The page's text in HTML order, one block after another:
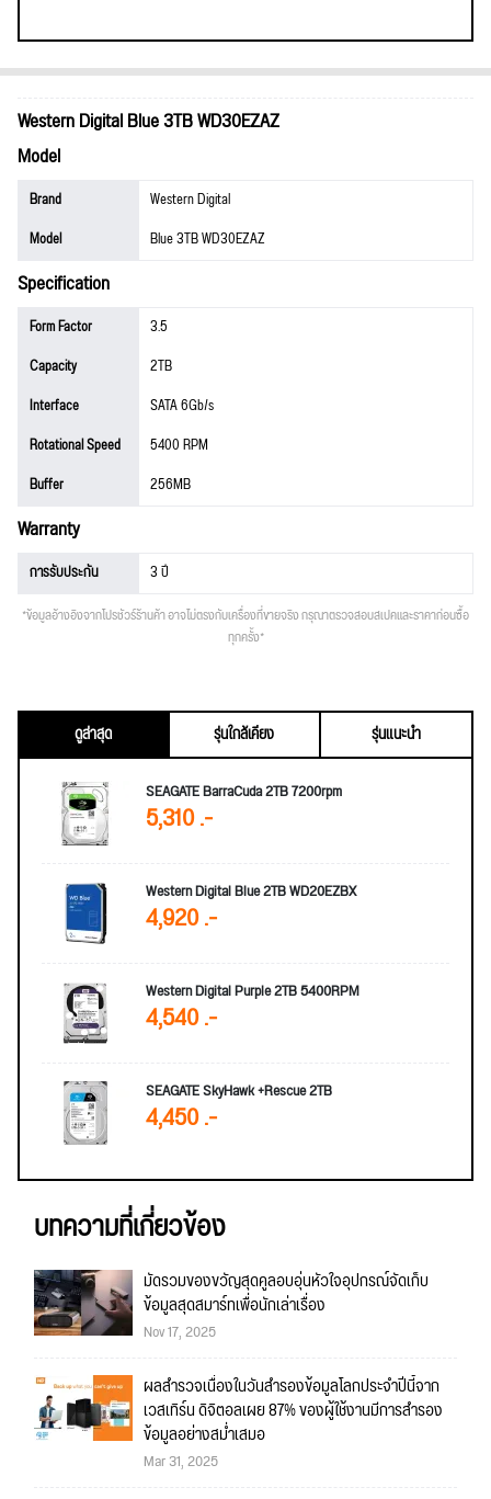
Western Digital Blue 3TB WD30EZAZ
Model
Brand
Western Digital
Model
Blue 3TB WD30EZAZ
Specification
Form Factor
3.5
Capacity
2TB
Interface
SATA 6Gb/s
Rotational Speed
5400 RPM
Buffer
256MB
Warranty
การรับประกัน 3 ปี
*ข้อมูลอ้างอิงจากโปรชัวร์ร้านค้า อาจไม่ตรงกับเครื่องที่ขายจริง กรุณาตรวจสอบสเปคและราคาก่อนซื้อ
ทุกครั้ง*
ดูล่าสุด รุ่นใกล้เคียง
รุ่นแนะนำ
SEAGATE BarraCuda 2TB 7200rpm
5,310 .-
Western Digital Blue 2TB WD20EZBX
4,920 .-
Western Digital Purple 2TB 5400RPM
4,540 .-
SEAGATE SkyHawk +Rescue 2TB
4,450 .-
บทความที่เกี่ยวข้อง
มัดรวมของขวัญสุดคูลอบอุ่นหัวใจอุปกรณ์จัดเก็บ
ข้อมูลสุดสมาร์ทเพื่อนักเล่าเรื่อง
Nov 17, 2025
ผลสำรวจเนื่องในวันสำรองข้อมูลโลกประจำปีนี้จาก
เวสเทิร์น ดิจิตอลเผย 87% ของผู้ใช้งานมีการสำรอง
ข้อมูลอย่างสม่ำเสมอ
Mar 31, 2025